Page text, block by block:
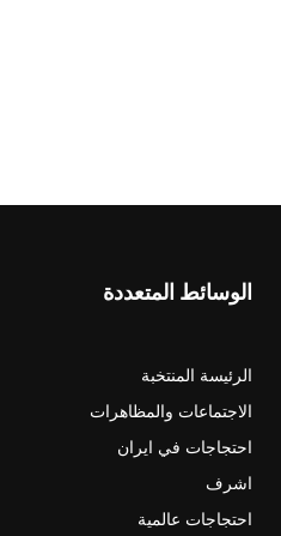
الوسائط المتعددة
الرئيسة المنتخبة
الاجتماعات والمظاهرات
احتجاجات في ايران
اشرف
احتجاجات عالمية